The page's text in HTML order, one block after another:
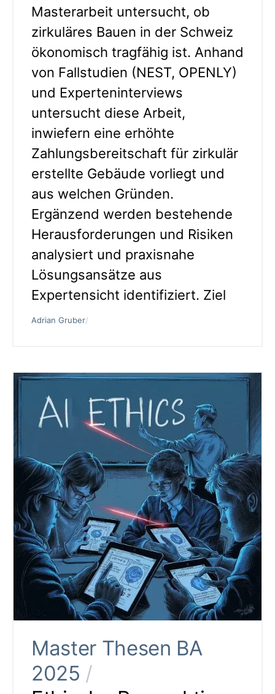
Masterarbeit untersucht, ob
zirkuläres Bauen in der Schweiz
ökonomisch tragfähig ist. Anhand
von Fallstudien (NEST, OPENLY)
und Experteninterviews
untersucht diese Arbeit,
inwiefern eine erhöhte
Zahlungsbereitschaft für zirkulär
erstellte Gebäude vorliegt und
aus welchen Gründen.
Ergänzend werden bestehende
Herausforderungen und Risiken
analysiert und praxisnahe
Lösungsansätze aus
Expertensicht identifiziert. Ziel
Adrian Gruber/
Master Thesen BA
2025 /